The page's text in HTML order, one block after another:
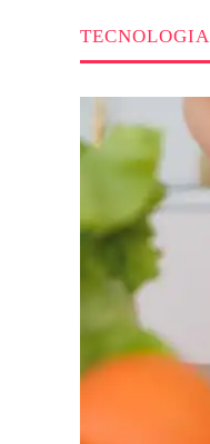
TECNOLOGIA